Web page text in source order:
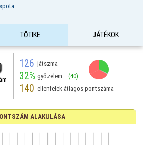
TŐTIKE JÁTÉKOK
126 játszma
32% győzelem (40)
140 ellenfelek átlagos pontszáma
ALAKULÁSA